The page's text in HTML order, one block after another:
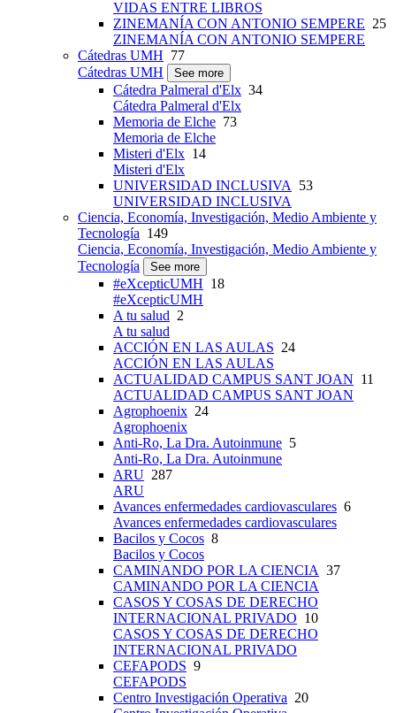
VIDAS ENTRE LIBROS
ZINEMANÍA CON ANTONIO SEMPERE 25
ZINEMANÍA CON ANTONIO SEMPERE
Cátedras UMH 77
Cátedras UMH
See more
Cátedra Palmeral d'Elx 34
Cátedra Palmeral d'Elx
Memoria de Elche 73
Memoria de Elche
Misteri d'Elx 14
Misteri d'Elx
UNIVERSIDAD INCLUSIVA
53
UNIVERSIDAD INCLUSIVA
Ciencia, Economía, Investigación, Medio Ambiente y
Tecnología 149
Ciencia, Economía, Investigación, Medio Ambiente y
Tecnología
See more
#eXcepticUMH 18
#eXcepticUMH
A tu salud 2
A tu salud
ACCIÓN EN LAS AULAS 24
ACCIÓN EN LAS AULAS
ACTUALIDAD CAMPUS SANT JOAN 11
ACTUALIDAD CAMPUS SANT JOAN
Agrophoenix 24
Agrophoenix
Anti-Ro, La Dra. Autoinmune 5
Anti-Ro, La Dra. Autoinmune
ARU 287
ARU
Avances enfermedades cardiovasculares 6
Avances enfermedades cardiovasculares
Bacilos y Cocos 8
Bacilos y Cocos
CAMINANDO POR LA CIENCIA 37
CAMINANDO POR LA CIENCIA
CASOS Y COSAS DE DERECHO
INTERNACIONAL PRIVADO 10
CASOS Y COSAS DE DERECHO
INTERNACIONAL PRIVADO
CEFAPODS 9
CEFAPODS
Centro Investigación Operativa 20